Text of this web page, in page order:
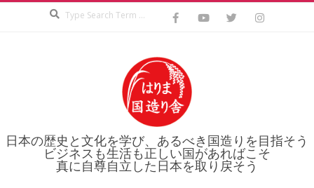
日本の歴史と文化を学び、あるべき国造りを目指そう
ビジネスも生活も正しい国があればこそ
真に自尊自立した日本を取り戻そう